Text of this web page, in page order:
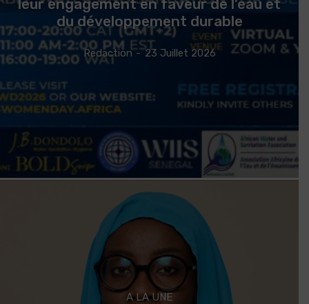
leur engagement en faveur de l’eau et
du développement durable
Redaction - 23 Juillet 2026
A LA UNE